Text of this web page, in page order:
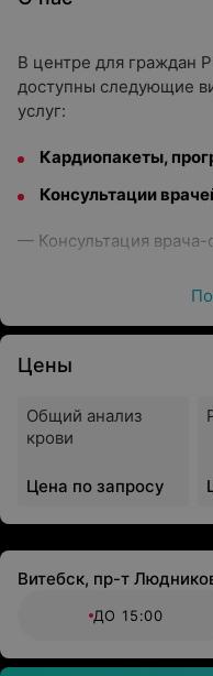
В центре для граждан
доступны следующие
услуг:
Кардиопакеты,
Консультации
— Консультация врача-
— Консультация врача-
— Консультация
категории)
— Все виды УЗИ
— Холтеровское
— Тредмил-тест
Цены
Общий анализ
крови
Цена по запросу
Витебск, пр-т
ДО 15:00